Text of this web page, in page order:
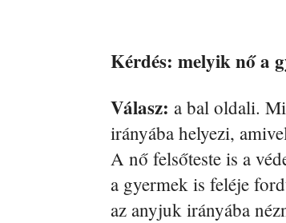
Kérdés: melyik nő a
Válasz: a bal oldali.
irányába helyezi,
A nő felsőteste is a
a gyermek is feléje
az anyjuk irányába